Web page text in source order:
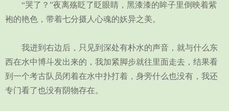
“哭了？”夜离殇眨了眨眼睛，黑漆漆的眸子里倒映着紫
袍的艳色，带着七分摄人心魂的妖异之美。
我进到右边后，只见到深处有朴水的声音，就与什么东
西在水中博斗发出来的，我加紧脚步就往里面走去，结果看
到一个考古队员闭着在水中扑打着，身旁什么也没有，我还
专门看了也没有阴物存在。